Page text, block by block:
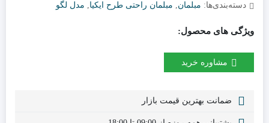
دسته‌بندی‌ها: مبلمان, مبلمان راحتی طرح ایکیا, مدل لگو
ویژگی های محصول:
مشاوره خرید
ضمانت بهترین قیمت بازار